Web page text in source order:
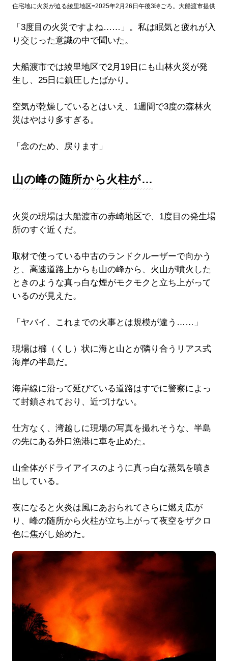
住宅地に火災が迫る綾里地区=2025年2月26日午後3時ごろ。大船渡市提供
「3度目の火災ですよね……」。私は眠気と疲れが入
り交じった意識の中で聞いた。
大船渡市では綾里地区で2月19日にも山林火災が発
生し、25日に鎮圧したばかり。
空気が乾燥しているとはいえ、1週間で3度の森林火
災はやはり多すぎる。
「念のため、戻ります」
山の峰の随所から火柱が…
火災の現場は大船渡市の赤崎地区で、1度目の発生場
所のすぐ近くだ。
取材で使っている中古のランドクルーザーで向かう
と、高速道路上からも山の峰から、火山が噴火した
ときのような真っ白な煙がモクモクと立ち上がって
いるのが見えた。
「ヤバイ、これまでの火事とは規模が違う……」
現場は櫛（くし）状に海と山とが隣り合うリアス式
海岸の半島だ。
海岸線に沿って延びている道路はすでに警察によっ
て封鎖されており、近づけない。
仕方なく、湾越しに現場の写真を撮れそうな、半島
の先にある外口漁港に車を止めた。
山全体がドライアイスのように真っ白な蒸気を噴き
出している。
夜になると火炎は風にあおられてさらに燃え広が
り、峰の随所から火柱が立ち上がって夜空をザクロ
色に焦がし始めた。